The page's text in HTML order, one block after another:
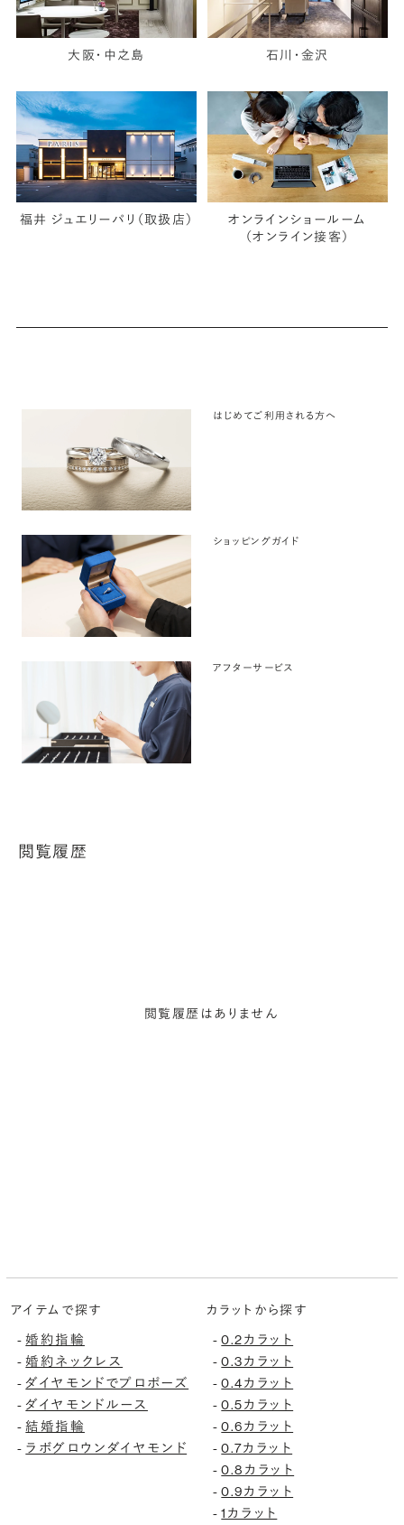
大阪・中之島 石川・金沢
福井 ジュエリーパリ（取扱店）
オンラインショールーム
（オンライン接客）
はじめてご利用される方へ
ショッピングガイド
アフターサービス
閲覧履歴
閲覧履歴はありません
アイテムで探す
-婚約指輪
-婚約ネックレス
-ダイヤモンドでプロポーズ
-ダイヤモンドルース
-結婚指輪
- ラボグロウンダイヤモンド
カラットから探す
-0.2カラット
-0.3カラット
-0.4カラット
-0.5カラット
-0.6カラット
-0.7カラット
-0.8カラット
-0.9カラット
-1カラット